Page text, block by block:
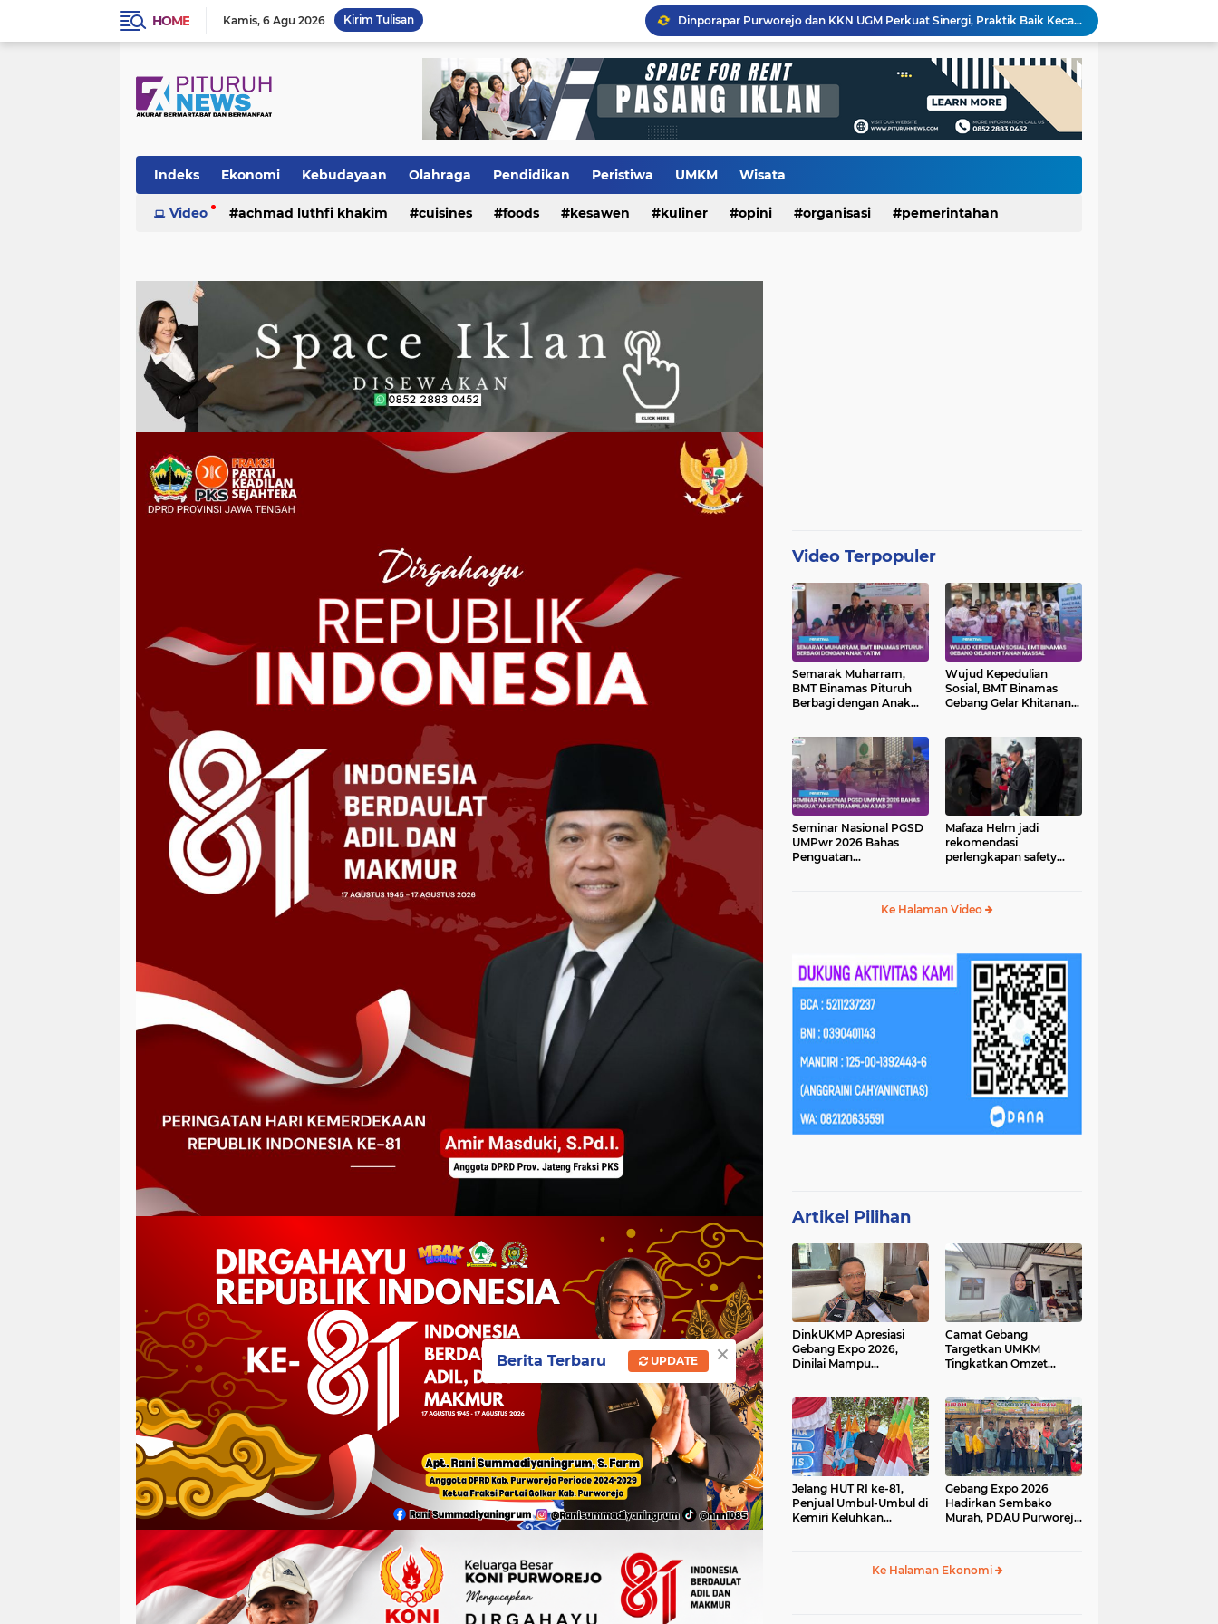
HOME Kamis 6 Agu 2026 Kirim Tulisan
Usia 7 Tahun, Javas Inderatma Wiguna Mantap Menjadi Dalang Cilik, Sang Ayah: Berawal dari Menonton Wayang di YouTube
Suara Anak Jadi Perhatian Pemkab Purworejo, Rembugan Bocah 2026 Dorong Terwujudnya Kabupaten Layak Anak
Momen HUT RI, Pemkab Purworejo Beri Kesempatan Wajib Pajak Lunasi Tunggakan Tanpa Denda
DIFA MART Resmi Diluncurkan, Wadah Pemberdayaan Ekonomi Penyandang Disabilitas di Purwodadi
Rembugan Bocah Purworejo 2026: Suara Anak Menggema, Dorong Kebijakan yang Lebih Ramah Anak
Indeks Ekonomi Kebudayaan Olahraga Pendidikan Peristiwa UMKM Wisata
Video achmad luthfi khakim cuisines foods kesawen kuliner opini organisasi pemerintahan
Video Terpopuler
Semarak Muharram,
BMT Binamas Pituruh
Berbagi dengan Anak
Wujud Kepedulian
Sosial, BMT Binamas
Gebang Gelar Khitanan
Seminar Nasional PGSD
UMPwr 2026 Bahas
Penguatan
Mafaza Helm jadi
rekomendasi
perlengkapan safety
Ke Halaman Video
Artikel Pilihan
DinkUKMP Apresiasi
Gebang Expo 2026,
Dinilai Mampu
Lokal
Camat Gebang
Targetkan UMKM
Tingkatkan Omzet
Jelang HUT RI ke-81,
Penjual Umbul-Umbul di
Kemiri Keluhkan
Gebang Expo 2026
Hadirkan Sembako
Murah, PDAU Purworejo
Ke Halaman Ekonomi
×
Berita Terbaru UPDATE